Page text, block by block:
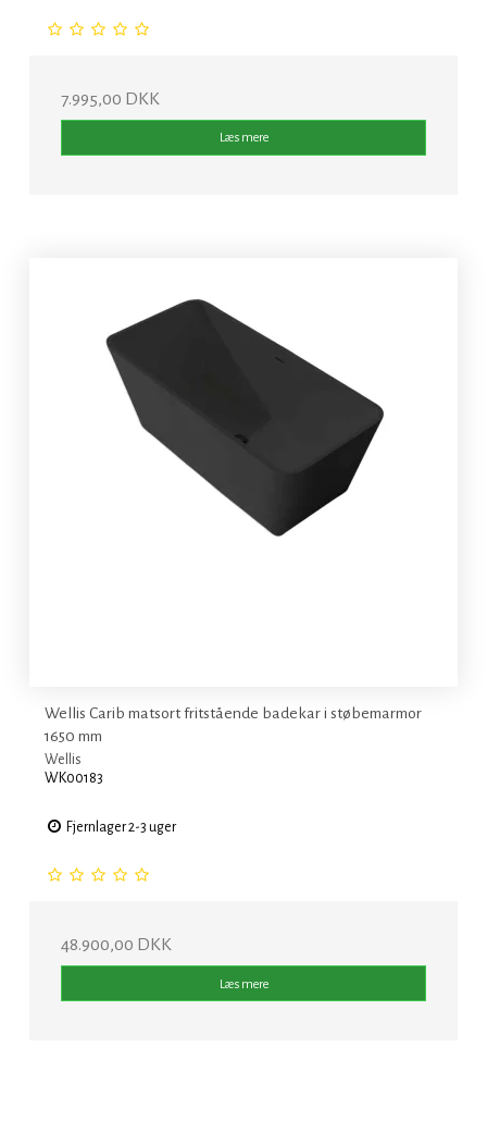
7.995,00 DKK
Læs mere
Wellis Carib matsort fritstående badekar i støbemarmor
1650 mm
Wellis
WK00183
Fjernlager 2-3 uger
48.900,00 DKK
Læs mere